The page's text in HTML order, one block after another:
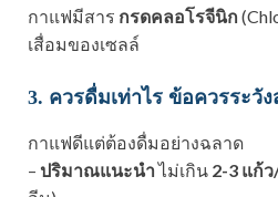
กาแฟมีสาร กรดคลอโรจีนิก
เสื่อมของเซลล์
3. ควรดื่มเท่าไร ข้อควรระวั
กาแฟดีแต่ต้องดื่มอย่างฉลาด
– ปริมาณแนะนำไม่เกิน 2-3 แก้